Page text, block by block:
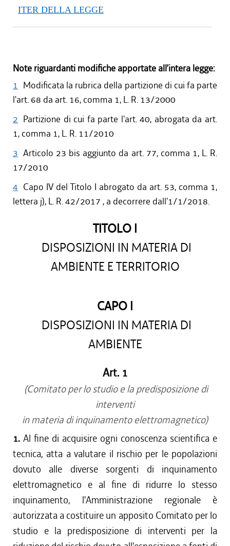
ITER DELLA LEGGE
Note riguardanti modifiche apportate all’intera legge:
1 Modificata la rubrica della partizione di cui fa parte
l'art. 68 da art. 16, comma 1, L. R. 13/2000
2 Partizione di cui fa parte l'art. 40, abrogata da art.
1, comma 1, L. R. 11/2010
3 Articolo 23 bis aggiunto da art. 77, comma 1, L. R.
17/2010
4 Capo IV del Titolo I abrogato da art. 53, comma 1,
lettera j), L. R. 42/2017 , a decorrere dall'1/1/2018.
TITOLO I
DISPOSIZIONI IN MATERIA DI
AMBIENTE E TERRITORIO
CAPO I
DISPOSIZIONI IN MATERIA DI
AMBIENTE
Art. 1
(Comitato per lo studio e la predisposizione di
interventi
in materia di inquinamento elettromagnetico)
1. Al fine di acquisire ogni conoscenza scientifica e
tecnica, atta a valutare il rischio per le popolazioni
dovuto alle diverse sorgenti di inquinamento
elettromagnetico e al fine di ridurre lo stesso
inquinamento, l'Amministrazione regionale è
autorizzata a costituire un apposito Comitato per lo
studio e la predisposizione di interventi per la